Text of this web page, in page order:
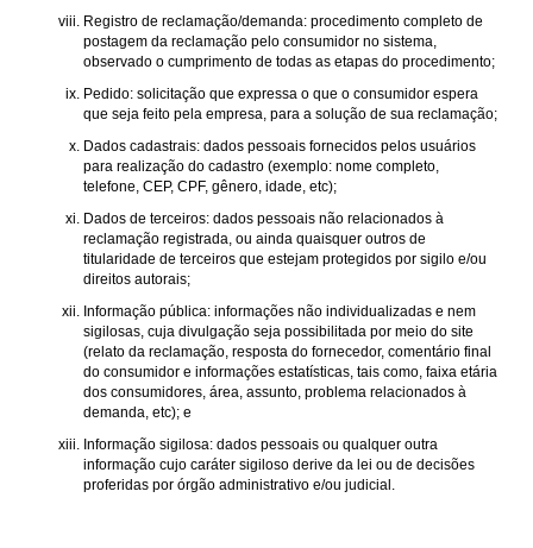
Registro de reclamação/demanda: procedimento completo de
postagem da reclamação pelo consumidor no sistema,
observado o cumprimento de todas as etapas do procedimento;
Pedido: solicitação que expressa o que o consumidor espera
que seja feito pela empresa, para a solução de sua reclamação;
Dados cadastrais: dados pessoais fornecidos pelos usuários
para realização do cadastro (exemplo: nome completo,
telefone, CEP, CPF, gênero, idade, etc);
Dados de terceiros: dados pessoais não relacionados à
reclamação registrada, ou ainda quaisquer outros de
titularidade de terceiros que estejam protegidos por sigilo e/ou
direitos autorais;
Informação pública: informações não individualizadas e nem
sigilosas, cuja divulgação seja possibilitada por meio do site
(relato da reclamação, resposta do fornecedor, comentário final
do consumidor e informações estatísticas, tais como, faixa etária
dos consumidores, área, assunto, problema relacionados à
demanda, etc); e
Informação sigilosa: dados pessoais ou qualquer outra
informação cujo caráter sigiloso derive da lei ou de decisões
proferidas por órgão administrativo e/ou judicial.